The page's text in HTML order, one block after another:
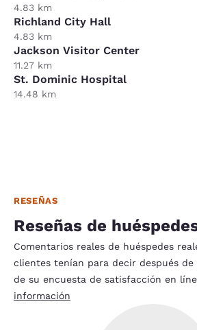
4.83 km
Richland City Hall
4.83 km
Jackson Visitor Center
11.27 km
St. Dominic Hospital
14.48 km
RESEÑAS
Reseñas de
Comentarios reales de huéspedes
clientes tenían para decir después de
de su encuesta de satisfacción en
información